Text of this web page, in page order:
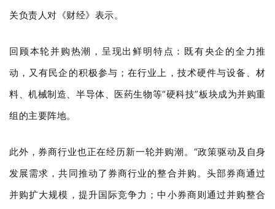
关负责人对《财经》表示。
回顾本轮并购热潮，呈现出鲜明特点：既有央企的全力推
动，又有民企的积极参与；在行业上，技术硬件与设备、材
料、机械制造、半导体、医药生物等“硬科技”板块成为并购重
组的主要阵地。
此外，券商行业也正在经历新一轮并购潮。“政策驱动及自身
发展需求，共同推动了券商行业的整合并购。头部券商通过
并购扩大规模，提升国际竞争力；中小券商则通过并购整合